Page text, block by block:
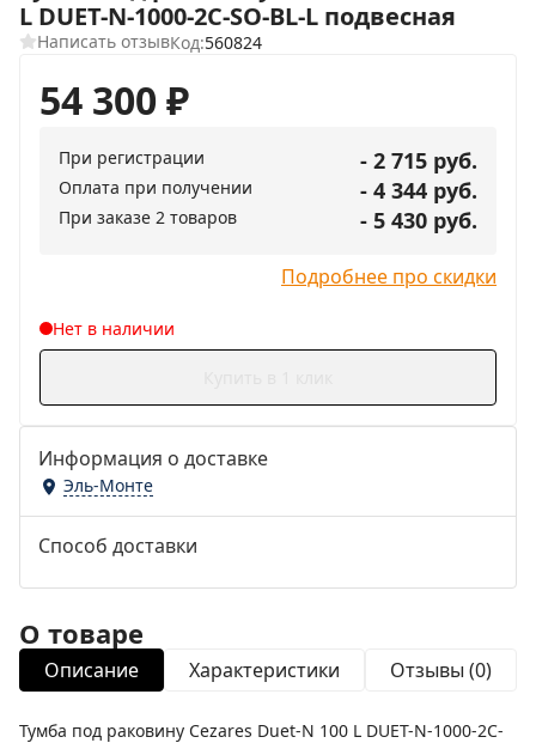
L DUET-N-1000-2C-SO-BL-L подвесная
Написать отзывКод:560824
54 300₽
При регистрации - 2 715 руб.
Оплата при получении - 4 344 руб.
При заказе 2 товаров - 5 430 руб.
Подробнее про скидки
Нет в наличии
Информация о доставке
Эль-Монте
Способ доставки
О товаре
Описание Характеристики Отзывы (0)
Тумба под раковину Cezares Duet-N 100 L DUET-N-1000-2C-